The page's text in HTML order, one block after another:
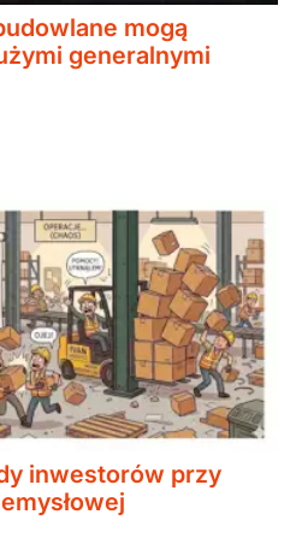
mogą
generalnymi
inwestorów przy